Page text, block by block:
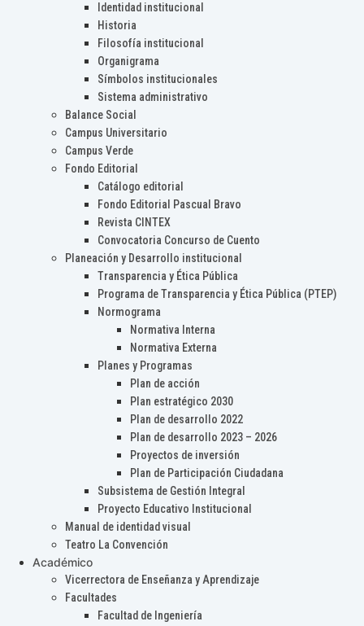
Identidad institucional
Historia
Filosofía institucional
Organigrama
Símbolos institucionales
Sistema administrativo
Balance Social
Campus Universitario
Campus Verde
Fondo Editorial
Catálogo editorial
Fondo Editorial Pascual Bravo
Revista CINTEX
Convocatoria Concurso de Cuento
Planeación y Desarrollo institucional
Transparencia y Ética Pública
Programa de Transparencia y Ética Pública (PTEP)
Normograma
Normativa Interna
Normativa Externa
Planes y Programas
Plan de acción
Plan estratégico 2030
Plan de desarrollo 2022
Plan de desarrollo 2023 – 2026
Proyectos de inversión
Plan de Participación Ciudadana
Subsistema de Gestión Integral
Proyecto Educativo Institucional
Manual de identidad visual
Teatro La Convención
Académico
Vicerrectora de Enseñanza y Aprendizaje
Facultades
Facultad de Ingeniería